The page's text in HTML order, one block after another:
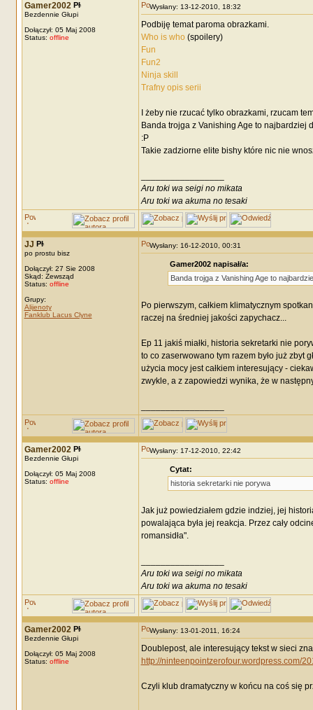
Gamer2002
Bezdennie Głupi
Dołączył: 05 Maj 2008
Status: offline
Wysłany: 13-12-2010, 18:32
Podbiję temat paroma obrazkami.
Who is who(spoilery)
Fun
Fun2
Ninja skill
Trafny opis serii
I żeby nie rzucać tylko obrazkami, rzucam
Banda trojga z Vanishing Age to najbardziej
:P
Takie zadziorne elite bishy które nic nie
Aru toki wa seigi no mikata
Aru toki wa akuma no tesaki
JJ
po prostu bisz
Dołączył: 27 Sie 2008
Skąd: Zewsząd
Status: offline
Grupy:
Alijenoty
Fanklub Lacus Clyne
Wysłany: 16-12-2010, 00:31
Gamer2002 napisał/a:
Banda trojga z Vanishing Age to
Po pierwszym, całkiem klimatycznym
raczej na średniej jakości zapychacz...
Ep 11 jakiś miałki, historia sekretarki nie
to co zaserwowano tym razem było już zbyt
użycia mocy jest całkiem interesujący -
zwykle, a z zapowiedzi wynika, że w
Gamer2002
Bezdennie Głupi
Dołączył: 05 Maj 2008
Status: offline
Wysłany: 17-12-2010, 22:42
Cytat:
historia sekretarki nie porywa
Jak już powiedziałem gdzie indziej, jej
powalająca była jej reakcja. Przez cały
romansidła".
Aru toki wa seigi no mikata
Aru toki wa akuma no tesaki
Gamer2002
Bezdennie Głupi
Dołączył: 05 Maj 2008
Status: offline
Wysłany: 13-01-2011, 16:24
Doublepost, ale interesujący tekst w sieci
http://ninteenpointzerofour.wordpress.com/
Czyli klub dramatyczny w końcu na coś się